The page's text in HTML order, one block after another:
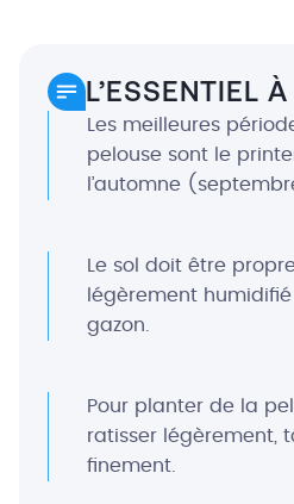
L’ESSENTIEL
Les meilleures
pelouse sont le
l’automne
Le sol doit être
légèrement
gazon.
Pour planter de la
ratisser légèrement,
finement.